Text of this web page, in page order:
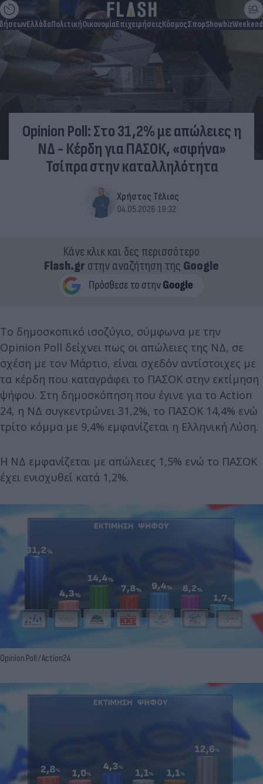
ΕλλάδαΠολιτικήΟικονομίαΕπιχειρήσειςΚόσμοςΣπορShowbizWeekend
Opinion Poll: Στο 31,2% με απώλειες η
ΝΔ - Κέρδη για ΠΑΣΟΚ, «σφήνα»
Τσίπρα στην καταλληλότητα
Χρήστος Τέλιος
04.05.2026 19:32
Κάνε κλικ και δες περισσότερο
Flash.grστην αναζήτηση της Google
Το δημοσκοπικό ισοζύγιο, σύμφωνα με την
Opinion Poll δείχνει πως οι απώλειες της ΝΔ, σε
σχέση με τον Μάρτιο, είναι σχεδόν αντίστοιχες με
τα κέρδη που καταγράφει το ΠΑΣΟΚ στην εκτίμηση
ψήφου. Στη δημοσκόπηση που έγινε για το Action
24, η ΝΔ συγκεντρώνει 31,2%, το ΠΑΣΟΚ 14,4% ενώ
τρίτο κόμμα με 9,4% εμφανίζεται η Ελληνική Λύση.
Η ΝΔ εμφανίζεται με απώλειες 1,5% ενώ το ΠΑΣΟΚ
έχει ενισχυθεί κατά 1,2%.
Opinion Poll / Action24